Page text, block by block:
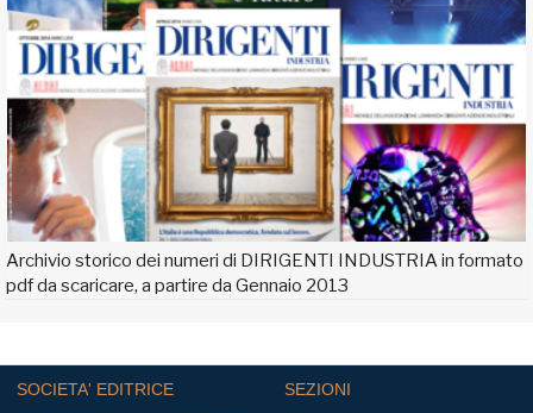
Archivio storico dei numeri di DIRIGENTI INDUSTRIA in formato
pdf da scaricare, a partire da Gennaio 2013
SOCIETA' EDITRICE SEZIONI